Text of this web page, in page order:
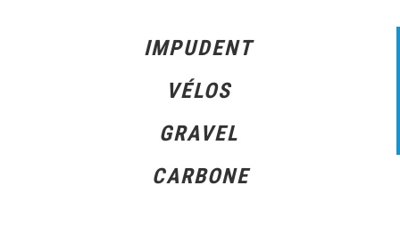
IMPUDENT
VÉLOS
GRAVEL
CARBONE